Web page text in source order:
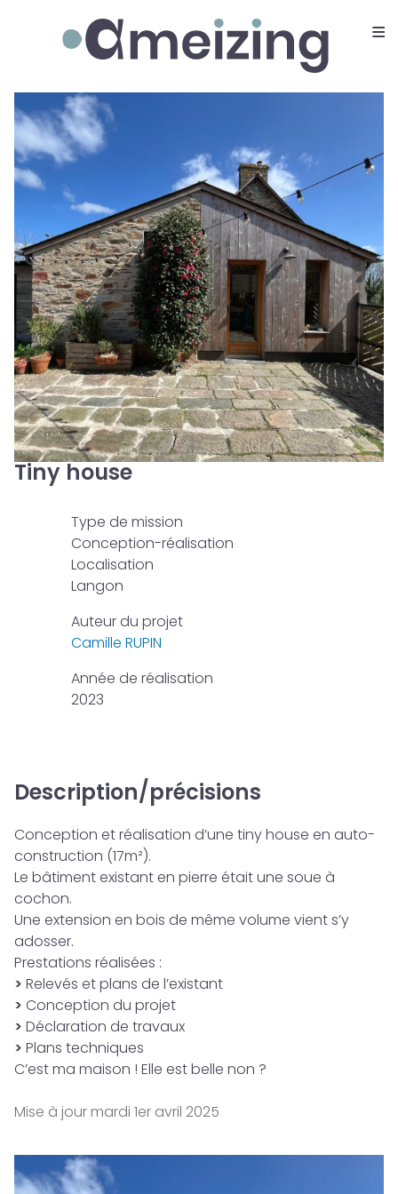
Ameizing
≡
Tiny house
Type de mission
Conception-réalisation
Localisation
Langon
Auteur du projet
Camille RUPIN
Année de réalisation
2023
Description/précisions
Conception et réalisation d’une tiny house en auto-
construction (17m²).
Le bâtiment existant en pierre était une soue à
cochon.
Une extension en bois de même volume vient s’y
adosser.
Prestations réalisées :
> Relevés et plans de l’existant
> Conception du projet
> Déclaration de travaux
> Plans techniques
C’est ma maison ! Elle est belle non ?
Mise à jour mardi 1er avril 2025